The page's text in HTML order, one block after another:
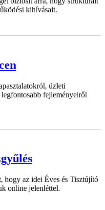
kihívásait.
üzleti
fejleményeiről
hogy az idei Éves és Tisztújító
online jelenléttel.